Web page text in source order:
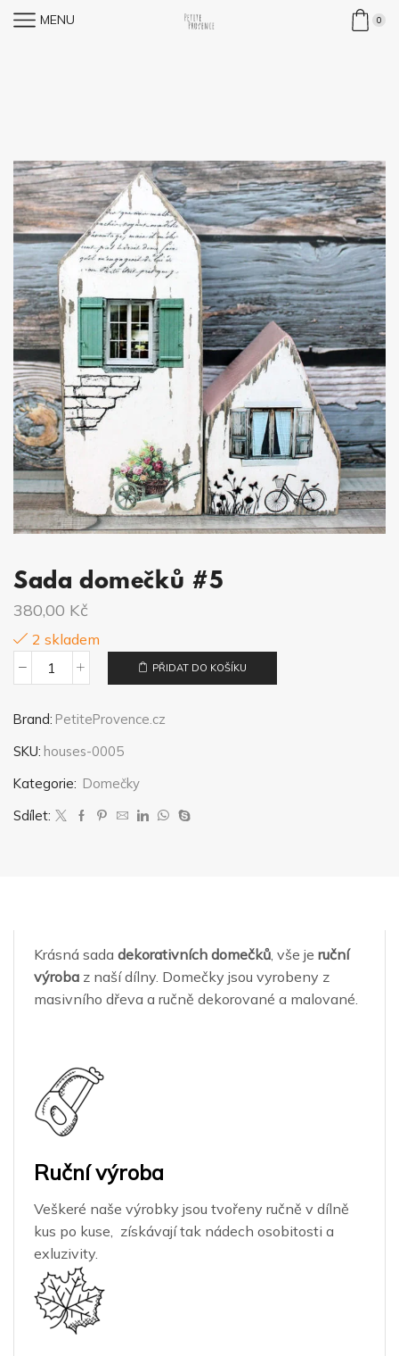
MENU 0
Sada domečků #5
380,00 Kč
2 skladem
Sada
#5
množství
PŘIDAT DO KOŠÍKU
Brand: PetiteProvence.cz
SKU: houses-0005
Kategorie: Domečky
Sdílet:
Krásná sadadekorativních domečků , vše jeruční
výroba z naší dílny. Domečky jsou vyrobeny z
masivního dřeva a ručně dekorované a malované.
Ruční výroba
Veškeré naše výrobky jsou tvořeny ručně v dílně
kus po kuse, získávají tak nádech osobitosti a
exluzivity.